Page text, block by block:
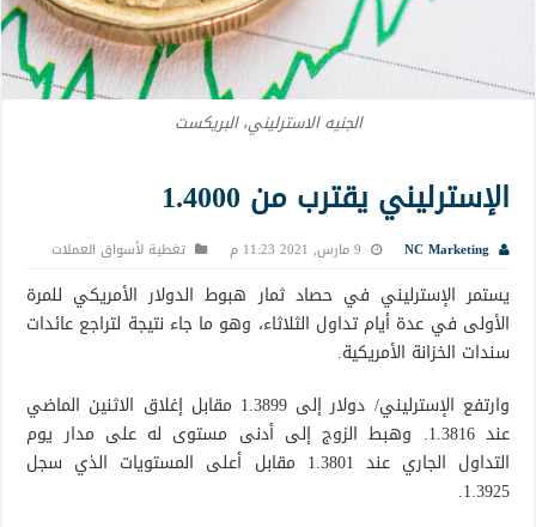
الجنيه الاسترليني، البريكست
الإسترليني يقترب من 1.4000
NC Marketing 9 مارس, 2021 11:23 م تغطية لأسواق العملات
يستمر الإسترليني في حصاد ثمار هبوط الدولار الأمريكي للمرة
الأولى في عدة أيام تداول الثلاثاء، وهو ما جاء نتيجة لتراجع عائدات
سندات الخزانة الأمريكية.
وارتفع الإسترليني/ دولار إلى 1.3899 مقابل إغلاق الاثنين الماضي
عند 1.3816. وهبط الزوج إلى أدنى مستوى له على مدار يوم
التداول الجاري عند 1.3801 مقابل أعلى المستويات الذي سجل
1.3925.